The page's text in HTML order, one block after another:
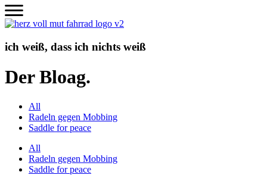
Zum
Inhalt
wechseln
ich weiß, dass ich nichts weiß
Der Bloag.
All
Radeln gegen Mobbing
Saddle for peace
All
Radeln gegen Mobbing
Saddle for peace